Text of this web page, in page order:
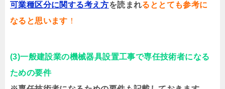
可業種区分に関する考え方を読まれるととても参考に
なると思います ！
(3)一般建設業の機械器具設置工事で専任技術者になる
ための要件